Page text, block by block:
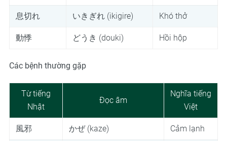
息切れ いきぎれ (ikigire) Khó thở
動悸 どうき (douki) Hồi hộp
Các bệnh thường gặp
Từ tiếng
Nhật
Đọc âm
Nghĩa tiếng
Việt
風邪 かぜ (kaze) Cảm lạnh